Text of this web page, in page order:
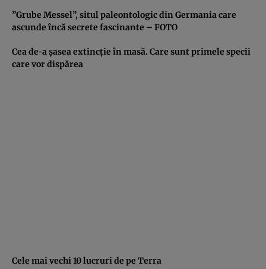
”Grube Messel”, situl paleontologic din Germania care
ascunde încă secrete fascinante – FOTO
Cea de-a şasea extincţie în masă. Care sunt primele specii
care vor dispărea
Cele mai vechi 10 lucruri de pe Terra